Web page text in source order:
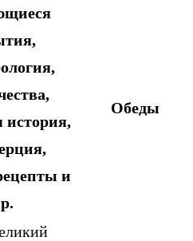
история,
и
Обеды